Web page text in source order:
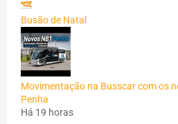
Busão de Natal
Movimentação na Busscar com os
Penha
Há 19 horas